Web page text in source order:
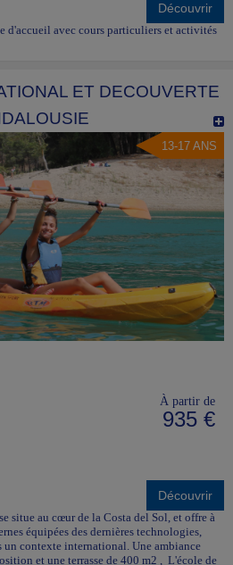
Découvrir
d'accueil avec cours particuliers et activités
ET DECOUVERTE
13-17 ANS
À partir de
935 €
Découvrir
situe au cœur de la Costa del Sol, et offre à
équipées des dernières technologies,
un contexte international. Une ambiance
et une terrasse de 400 m2 , L'école de